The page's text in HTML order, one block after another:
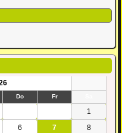
Donnerstag Freitag
1
6 7
8